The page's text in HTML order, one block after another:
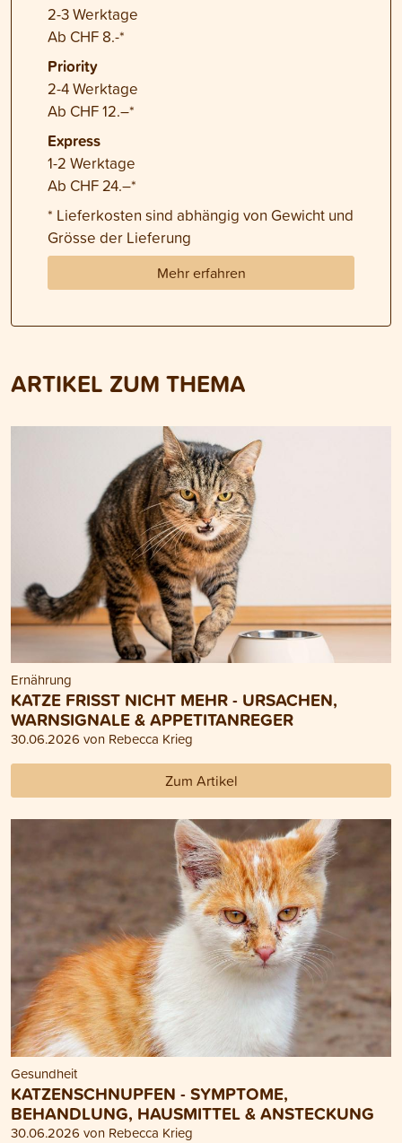
2-3 Werktage
Ab CHF 8.-*
Priority
2-4 Werktage
Ab CHF 12.–*
Express
1-2 Werktage
Ab CHF 24.–*
* Lieferkosten sind abhängig von Gewicht und
Grösse der Lieferung
Mehr erfahren
ARTIKEL ZUM THEMA
Ernährung
KATZE FRISST NICHT MEHR - URSACHEN,
WARNSIGNALE & APPETITANREGER
30.06.2026 von Rebecca Krieg
Zum Artikel
Gesundheit
KATZENSCHNUPFEN - SYMPTOME,
BEHANDLUNG, HAUSMITTEL & ANSTECKUNG
30.06.2026 von Rebecca Krieg